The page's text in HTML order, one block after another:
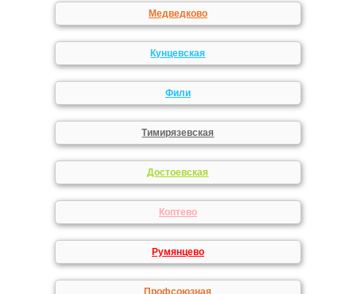
Медведково
Кунцевская
Фили
Тимирязевская
Достоевская
Коптево
Румянцево
Профсоюзная